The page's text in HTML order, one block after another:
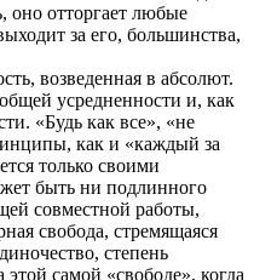
оно отторгает любые
за его, большинства,
возведенная в абсолют.
усредненности и, как
«Будь как все», «не
как и «каждый за
только своими
быть ни подлинного
совместной работы,
свобода, стремящаяся
степень
самой «свободе», когда